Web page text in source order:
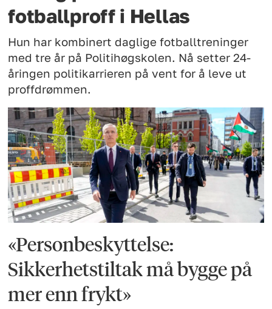
fotballproff i Hellas
Hun har kombinert daglige fotballtreninger
med tre år på Politihøgskolen. Nå setter 24-
åringen politikarrieren på vent for å leve ut
proffdrømmen.
«Personbeskyttelse:
Sikkerhetstiltak må bygge på
mer enn frykt»